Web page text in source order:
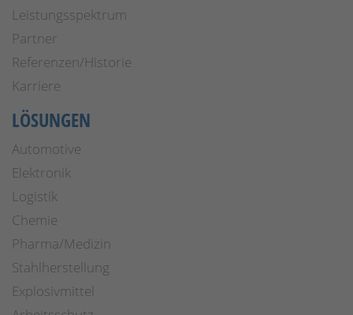
Leistungsspektrum
Partner
Referenzen/Historie
Karriere
LÖSUNGEN
Automotive
Elektronik
Logistik
Chemie
Pharma/Medizin
Stahlherstellung
Explosivmittel